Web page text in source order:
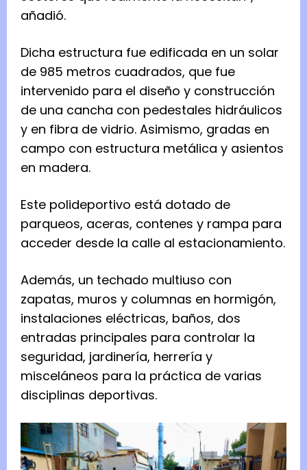
añadió.
Dicha estructura fue edificada en un solar
de 985 metros cuadrados, que fue
intervenido para el diseño y construcción
de una cancha con pedestales hidráulicos
y en fibra de vidrio. Asimismo, gradas en
campo con estructura metálica y asientos
en madera.
Este polideportivo está dotado de
parqueos, aceras, contenes y rampa para
acceder desde la calle al estacionamiento.
Además, un techado multiuso con
zapatas, muros y columnas en hormigón,
instalaciones eléctricas, baños, dos
entradas principales para controlar la
seguridad, jardinería, herrería y
misceláneos para la práctica de varias
disciplinas deportivas.